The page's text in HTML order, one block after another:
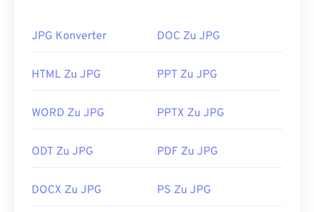
reduzieren!
benötigen, können Sie
JPG in WebP konvertieren,
Dateiformat.
Wie öffnet man eine JPG-Datei?
erkennen und können JPG-Dateien öffnen. Ein
JPG Konverter DOC Zu JPG
HTML Zu JPG PPT Zu JPG
WORD Zu JPG PPTX Zu JPG
ODT Zu JPG PDF Zu JPG
DOCX Zu JPG PS Zu JPG